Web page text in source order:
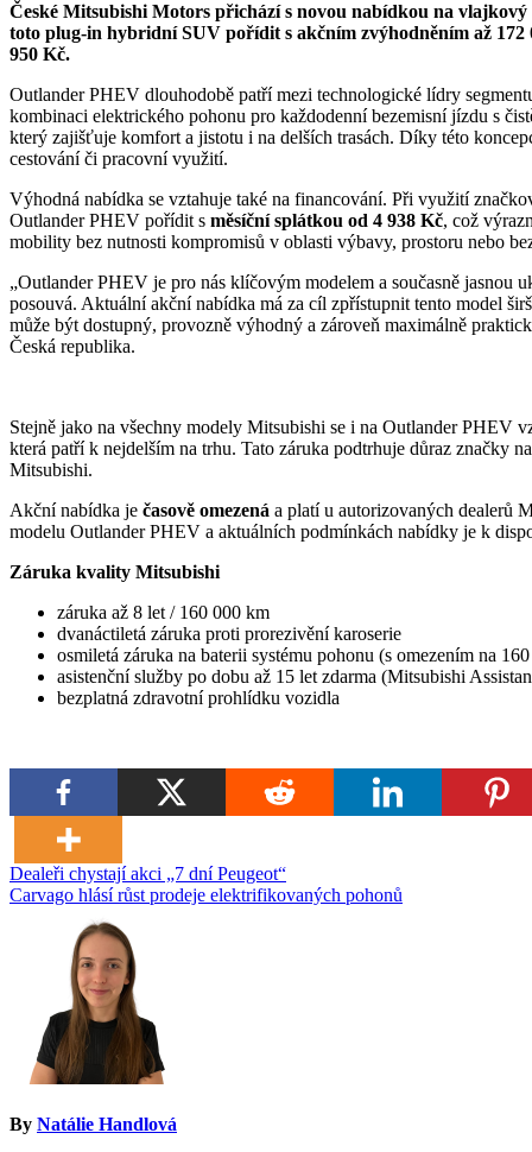
České Mitsubishi Motors přichází s novou nabídkou na vlajkový model Outlander PHEV 4×4. Zákazníci nyní mohou
toto plug-in hybridní SUV pořídit s akčním zvýhodněním až 172
950 Kč.
Outlander PHEV dlouhodobě patří mezi technologické lídry
kombinaci elektrického pohonu pro každodenní bezemisní jízdu s
který zajišťuje komfort a jistotu i na delších trasách. Díky této
cestování či pracovní využití.
Výhodná nabídka se vztahuje také na financování. Při využití
Outlander PHEV pořídit s měsíční splátkou od 4 938 Kč, což
mobility bez nutnosti kompromisů v oblasti výbavy, prostoru nebo
„Outlander PHEV je pro nás klíčovým modelem a současně jasnou
posouvá. Aktuální akční nabídka má za cíl zpřístupnit tento model
může být dostupný, provozně výhodný a zároveň maximálně
Česká republika.
Stejně jako na všechny modely Mitsubishi se i na Outlander PHEV
která patří k nejdelším na trhu. Tato záruka podtrhuje důraz značky
Mitsubishi.
Akční nabídka je časově omezená a platí u autorizovaných dealerů
modelu Outlander PHEV a aktuálních podmínkách nabídky je k
Záruka kvality Mitsubishi
záruka až 8 let / 160 000 km
dvanáctiletá záruka proti prorezivění karoserie
osmiletá záruka na baterii systému pohonu (s omezením na
asistenční služby po dobu až 15 let zdarma (Mitsubishi
bezplatná zdravotní prohlídku vozidla
Navigace
pro
příspěvek
Dealeři chystají akci „7 dní Peugeot“
Carvago hlásí růst prodeje elektrifikovaných pohonů
By Natálie Handlová